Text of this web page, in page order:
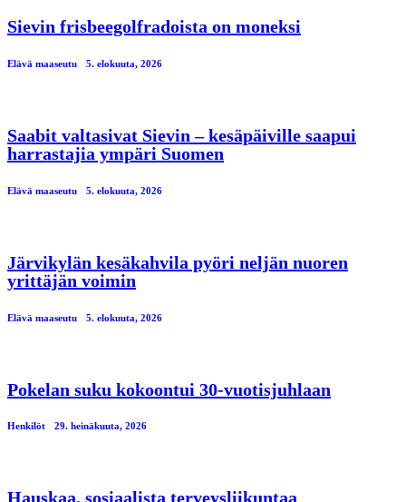
Sievin frisbeegolfradoista on moneksi
Elävä maaseutu 5. elokuuta, 2026
Saabit valtasivat Sievin – kesäpäiville saapui
harrastajia ympäri Suomen
Elävä maaseutu 5. elokuuta, 2026
Järvikylän kesäkahvila pyöri neljän nuoren
yrittäjän voimin
Elävä maaseutu 5. elokuuta, 2026
Pokelan suku kokoontui 30-vuotisjuhlaan
Henkilöt 29. heinäkuuta, 2026
Hauskaa, sosiaalista terveysliikuntaa